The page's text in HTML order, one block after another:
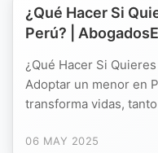
¿Qué Hacer Si
Perú? |
¿Qué Hacer Si
Adoptar un menor en
transforma vidas,
06 MAY 2025